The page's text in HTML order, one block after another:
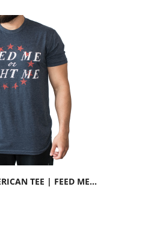
TEE | FEED ME...